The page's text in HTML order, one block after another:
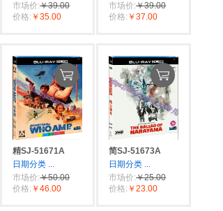
市场价:￥39.00
价格: ￥35.00
市场价:￥39.00
价格: ￥37.00
精SJ-51671A
日期分类 ...
市场价:￥50.00
价格: ￥46.00
简SJ-51673A
日期分类 ...
市场价:￥25.00
价格: ￥23.00